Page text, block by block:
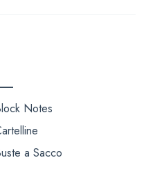
Notes
a Sacco